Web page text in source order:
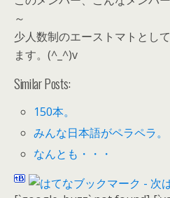
～
少人数制のエーストマトとし
ます。(^_^)v
Similar Posts:
150本。
みんな日本語がペラペラ。
なんとも・・・